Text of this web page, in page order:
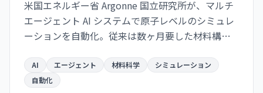
米国エネルギー省 Argonne 国立研究所が、マルチ
エージェント AI システムで原子レベルのシミュレ
ーションを自動化。従来は数ヶ月要した材料構造
航空宇宙・電子部品分野での新材料開発が急速化
する見通し。
AI エージェント 材料科学
シミュレーション
自動化